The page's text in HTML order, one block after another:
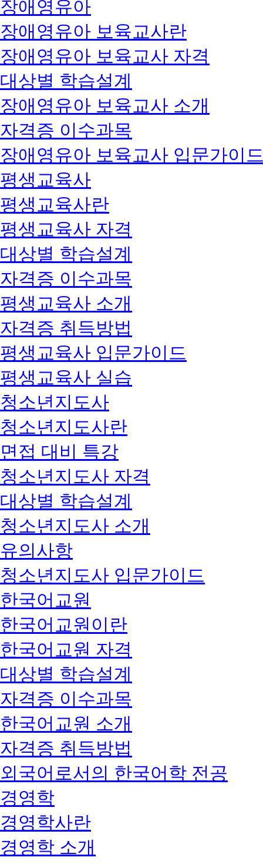
장애영유아
장애영유아 보육교사란
장애영유아 보육교사 자격
대상별 학습설계
장애영유아 보육교사 소개
자격증 이수과목
장애영유아 보육교사 입문가이
평생교육사
평생교육사란
평생교육사 자격
대상별 학습설계
자격증 이수과목
평생교육사 소개
자격증 취득방법
평생교육사 입문가이드
평생교육사 실습
청소년지도사
청소년지도사란
면접 대비 특강
청소년지도사 자격
대상별 학습설계
청소년지도사 소개
유의사항
청소년지도사 입문가이드
한국어교원
한국어교원이란
한국어교원 자격
대상별 학습설계
자격증 이수과목
한국어교원 소개
자격증 취득방법
외국어로서의 한국어학 전공
경영학
경영학사란
경영학 소개